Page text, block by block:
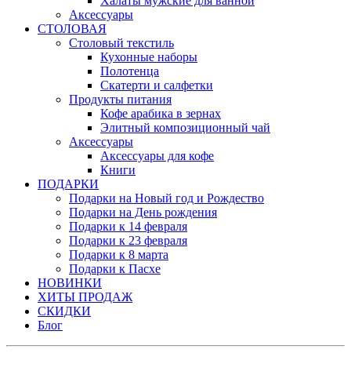
Аксессуары
СТОЛОВАЯ
Столовый текстиль
Кухонные наборы
Полотенца
Скатерти и салфетки
Продукты питания
Кофе арабика в зернах
Элитный композиционный чай
Аксессуары
Аксессуары для кофе
Книги
ПОДАРКИ
Подарки на Новый год и Рождество
Подарки на День рождения
Подарки к 14 февраля
Подарки к 23 февраля
Подарки к 8 марта
Подарки к Пасхе
НОВИНКИ
ХИТЫ ПРОДАЖ
СКИДКИ
Блог